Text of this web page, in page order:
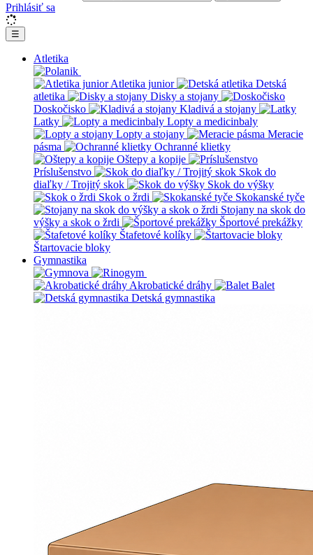
Prihlásiť sa
☰
Atletika
Atletika junior
Detská
atletika
Disky a stojany
Doskočisko
Kladivá a stojany
Latky
Lopty a medicinbaly
Lopty a stojany
Meracie
pásma
Ochranné klietky
Oštepy a kopije
Príslušenstvo
Skok do
diaľky / Trojitý skok
Skok do výšky
Skok o žrdi
Skokanské tyče
Stojany na skok do
výšky a skok o žrdi
Športové prekážky
Štafetové kolíky
Štartovacie bloky
Gymnastika
Akrobatické dráhy
Balet
Detská gymnastika